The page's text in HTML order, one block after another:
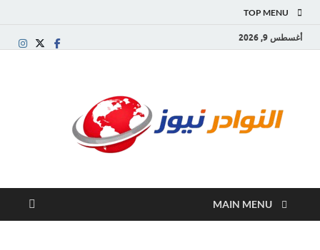
TOP MENU
أغسطس 9, 2026
والتقارير
من
العالم
MAIN MENU